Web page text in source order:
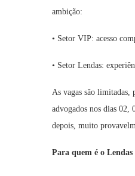
ambição:
• Setor VIP: acesso
• Setor Lendas:
As vagas são limitadas,
advogados nos dias
depois, muito
Para quem é o